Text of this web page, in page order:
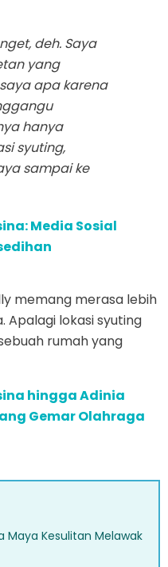
deh. Saya
yang
apa karena
hanya
syuting,
sampai ke
Media Sosial
memang merasa lebih
Apalagi lokasi syuting
rumah yang
hingga Adinia
Gemar Olahraga
Maya Kesulitan Melawak